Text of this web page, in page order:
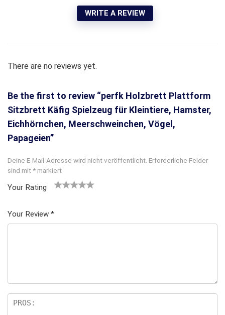
WRITE A REVIEW
There are no reviews yet.
Be the first to review “perfk Holzbrett Plattform
Sitzbrett Käfig Spielzeug für Kleintiere, Hamster,
Eichhörnchen, Meerschweinchen, Vögel,
Papageien”
Deine E-Mail-Adresse wird nicht veröffentlicht. Erforderliche Felder
sind mit * markiert
Your Rating
o
rn
5 St
nen
n
Your Review *